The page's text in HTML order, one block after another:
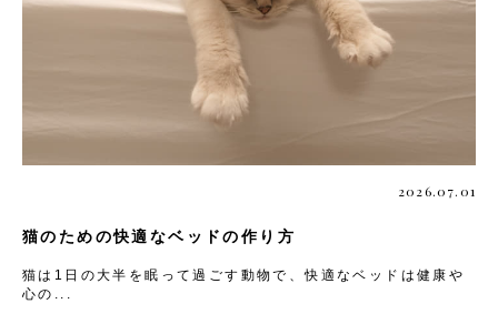
2026.07.01
猫のための快適なベッドの作り方
猫は1日の大半を眠って過ごす動物で、快適なベッドは健康や
心の...